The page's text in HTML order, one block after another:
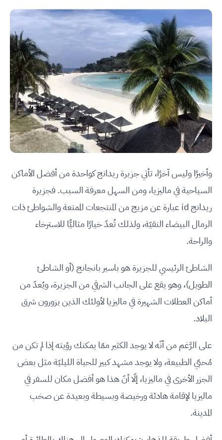
وأخيرًا وليس آخرًا، تأتي جزيرة ريدانج كواحدة من أفضل الأماكن
السياحية في ماليزيا، ومن السهل معرفة السبب. فجزيرة
ريدانج id عبارة عن مزيج من المنتجعات الممتعة والشواطئ ذات
الرمال البيضاء النقيّة، ولذلك تُعدّ خيارًا مثاليًّا للاسترخاء
والراحة.
الشاطئ الرئيسي للجزيرة هو باسير بانجانج (أو الشاطئ
الطويل)، وهو يقع على الجانب الشرقي من الجزيرة، ويُعدّ من
أماكن العطلات الشهيرة في ماليزيا لأولئك الذين يزورون شرق
البلاد.
على الرَّغم من أنّه لا يوجد الكثير ممّا يمكنك رؤيته إذا لم تكن من
مُحبّي الطبيعة، ولا يوجد مشهد كبير للحياة الليليّة مثل بعض
الجزر الأخرى في ماليزيا، إلّا أنّ هذا هو أفضل مكان للسفر في
ماليزيا لإقامة هادئة ورخيصة وبسيطة وبعيدة عن صخب
المدينة.